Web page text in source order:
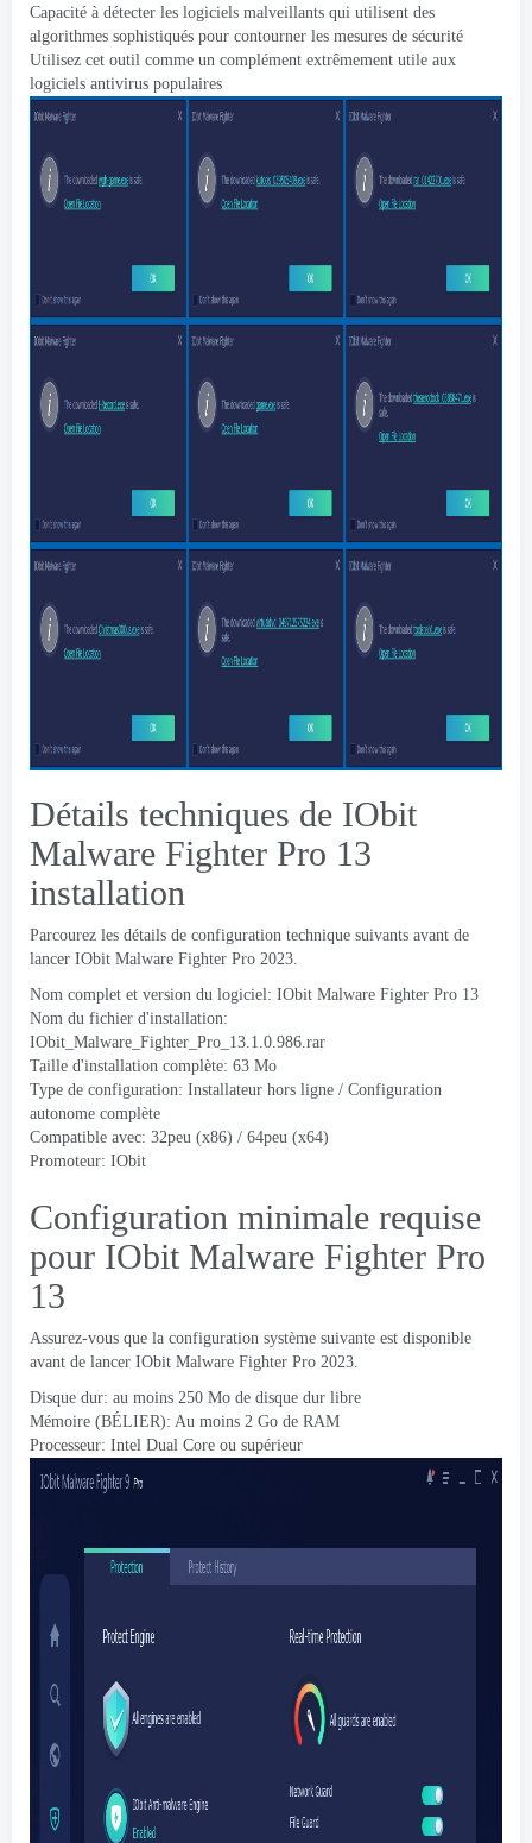
Capacité à détecter les logiciels malveillants qui utilisent des
algorithmes sophistiqués pour contourner les mesures de sécurité
Utilisez cet outil comme un complément extrêmement utile aux
logiciels antivirus populaires
Détails techniques de IObit
Malware Fighter Pro 13
installation
Parcourez les détails de configuration technique suivants avant de
lancer IObit Malware Fighter Pro 2023.
Nom complet et version du logiciel: IObit Malware Fighter Pro 13
Nom du fichier d'installation:
IObit_Malware_Fighter_Pro_13.1.0.986.rar
Taille d'installation complète: 63 Mo
Type de configuration: Installateur hors ligne / Configuration
autonome complète
Compatible avec: 32peu (x86) / 64peu (x64)
Promoteur: IObit
Configuration minimale requise
pour IObit Malware Fighter Pro
13
Assurez-vous que la configuration système suivante est disponible
avant de lancer IObit Malware Fighter Pro 2023.
Disque dur: au moins 250 Mo de disque dur libre
Mémoire (BÉLIER): Au moins 2 Go de RAM
Processeur: Intel Dual Core ou supérieur